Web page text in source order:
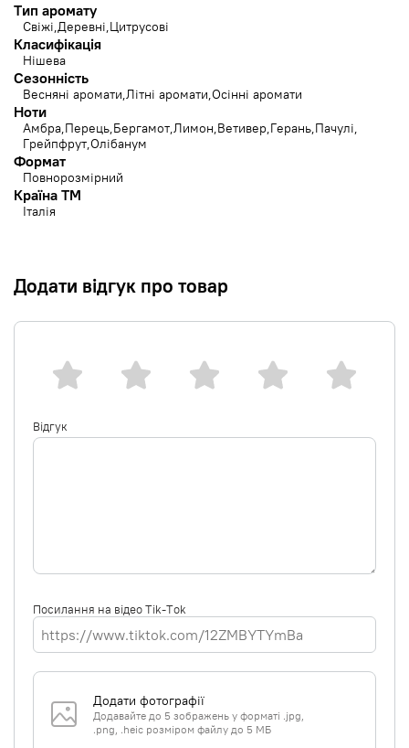
Тип аромату
Свіжі Деревні Цитрусові
Класифікація
Нішева
Сезонність
Весняні аромати Літні аромати Осінні аромати
Ноти
Амбра Перець Бергамот Лимон Ветивер Герань Пачулі
Грейпфрут Олібанум
Формат
Повнорозмірний
Країна ТМ
Італія
Додати відгук про товар
Відгук
Посилання на відео Tik-Tok
Додати фотографії
Додавайте до 5 зображень у форматі .jpg,
.png, .heic розміром файлу до 5 МБ